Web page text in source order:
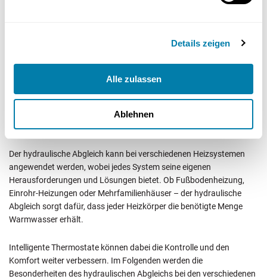
Details zeigen
Alle zulassen
Ablehnen
Der hydraulische Abgleich kann bei verschiedenen Heizsystemen
angewendet werden, wobei jedes System seine eigenen
Herausforderungen und Lösungen bietet. Ob Fußbodenheizung,
Einrohr-Heizungen oder Mehrfamilienhäuser – der hydraulische
Abgleich sorgt dafür, dass jeder Heizkörper die benötigte Menge
Warmwasser erhält.
Intelligente Thermostate können dabei die Kontrolle und den
Komfort weiter verbessern. Im Folgenden werden die
Besonderheiten des hydraulischen Abgleichs bei den verschiedenen